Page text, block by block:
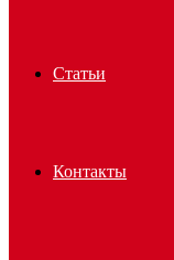
Статьи
Контакты